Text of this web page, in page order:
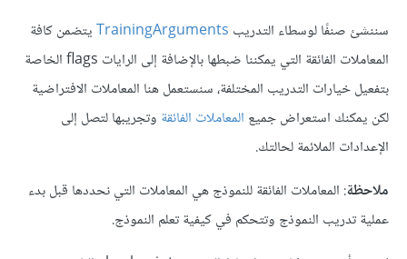
سننشئ صنفًا لوسطاء التدريب TrainingArgumentsيتضمن كافة
المعاملات الفائقة التي يمكننا ضبطها بالإضافة إلى الرايات flags الخاصة
بتفعيل خيارات التدريب المختلفة، سنستعمل هنا المعاملات الافتراضية
لكن يمكنك استعراض جميع المعاملات الفائقة وتجريبها لتصل إلى
الإعدادات الملائمة لحالتك.
ملاحظة: المعاملات الفائقة للنموذج هي المعاملات التي نحددها قبل بدء
عملية تدريب النموذج وتتحكم في كيفية تعلم النموذج.